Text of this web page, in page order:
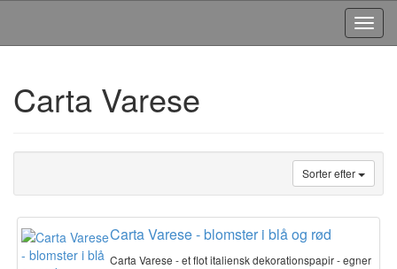
Carta Varese
Sorter efter
Carta Varese - blomster i blå og rød
Carta Varese - et flot italiensk dekorationspapir - egner